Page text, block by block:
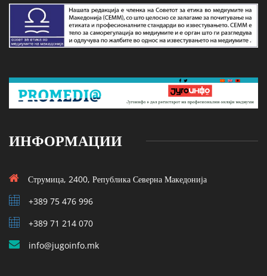
ИНФОРМАЦИИ
Струмица, 2400, Република Северна Македонија
+389 75 476 996
+389 71 214 070
info@jugoinfo.mk